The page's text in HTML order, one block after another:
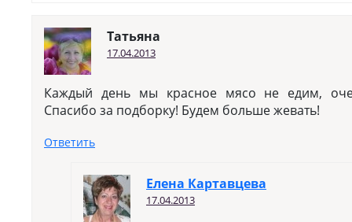
Татьяна
17.04.2013
Каждый день мы красное мясо не едим,
Спасибо за подборку! Будем больше жевать!
Ответить
Елена Картавцева
17.04.2013